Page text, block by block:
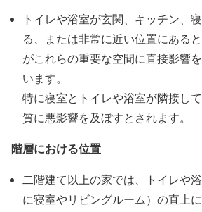
トイレや浴室が玄関、キッチン、
る、または非常に近い位置にある
がこれらの重要な空間に直接影響
います。
特に寝室とトイレや浴室が隣接し
質に悪影響を及ぼすとされます。
階層における位置
二階建て以上の家では、トイレや
に寝室やリビングルーム）の直上